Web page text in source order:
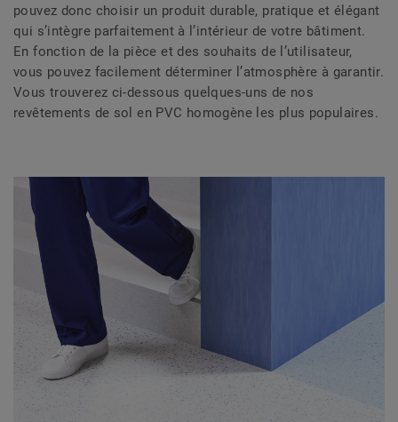
pouvez donc choisir un produit durable, pratique et élégant
qui s’intègre parfaitement à l’intérieur de votre bâtiment.
En fonction de la pièce et des souhaits de l’utilisateur,
vous pouvez facilement déterminer l’atmosphère à garantir.
Vous trouverez ci-dessous quelques-uns de nos
revêtements de sol en PVC homogène les plus populaires.